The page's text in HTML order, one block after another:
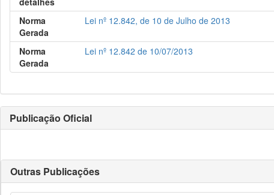
Norma
Gerada
Lei nº 12.842, de 10 de Julho de 2013
Norma
Gerada
Lei nº 12.842 de 10/07/2013
Publicação Oficial
Outras Publicações